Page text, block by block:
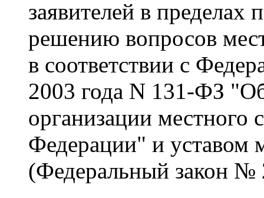
заявителей в
решению вопросов
в соответствии с
2003 года N 131-ФЗ
организации местного
Федерации" и уставом
(Федеральный закон №